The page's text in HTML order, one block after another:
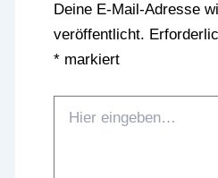
Deine E-Mail-Adresse
veröffentlicht.
*markiert
eingeben…